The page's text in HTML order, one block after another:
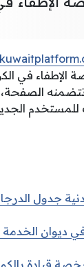
الإطفاء في
تتضمنه
جدول
ديوان الخدمة
قيادة